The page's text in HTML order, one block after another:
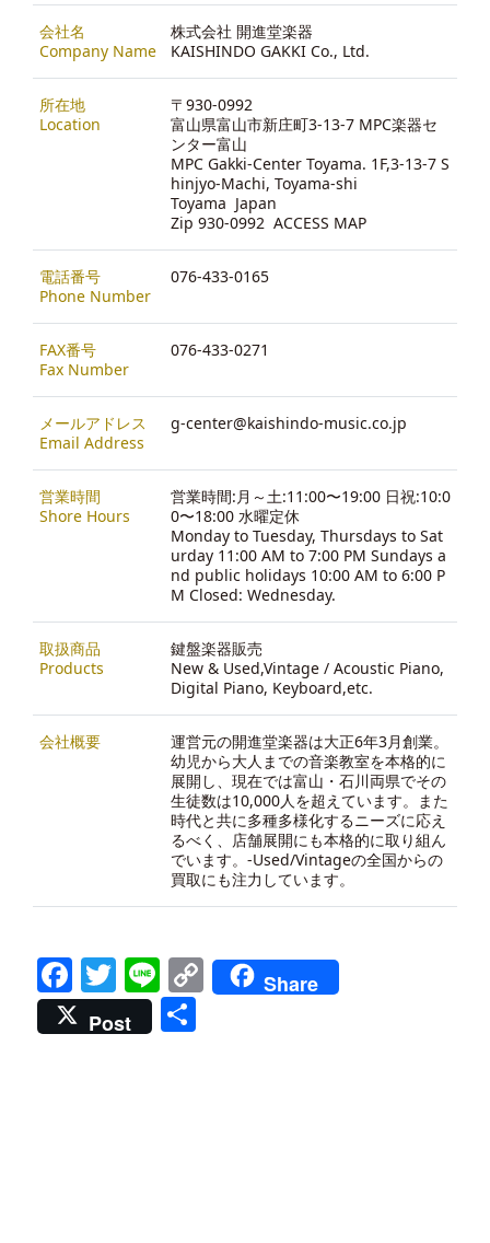
会社名
Company Name
株式会社 開進堂楽器
KAISHINDO GAKKI Co., Ltd.
所在地
Location
〒930-0992
富山県富山市新庄町3-13-7 MPC楽器セ
ンター富山
MPC Gakki-Center Toyama. 1F,3-13-7 S
hinjyo-Machi, Toyama-shi
Toyama Japan
Zip 930-0992 ACCESS MAP
電話番号
Phone Number
076-433-0165
FAX番号
Fax Number
076-433-0271
メールアドレス
Email Address
g-center@kaishindo-music.co.jp
営業時間
Shore Hours
営業時間:月～土:11:00〜19:00 日祝:10:0
0〜18:00 水曜定休
Monday to Tuesday, Thursdays to Sat
urday 11:00 AM to 7:00 PM Sundays a
nd public holidays 10:00 AM to 6:00 P
M Closed: Wednesday.
取扱商品
Products
鍵盤楽器販売
New & Used,Vintage / Acoustic Piano,
Digital Piano, Keyboard,etc.
会社概要
運営元の開進堂楽器は大正6年3月創業。
幼児から大人までの音楽教室を本格的に
展開し、現在では富山・石川両県でその
生徒数は10,000人を超えています。また
時代と共に多種多様化するニーズに応え
るべく、店舗展開にも本格的に取り組ん
でいます。-Used/Vintageの全国からの
買取にも注力しています。
Facebook
Twitter
LineCopy
Link
Share
Post